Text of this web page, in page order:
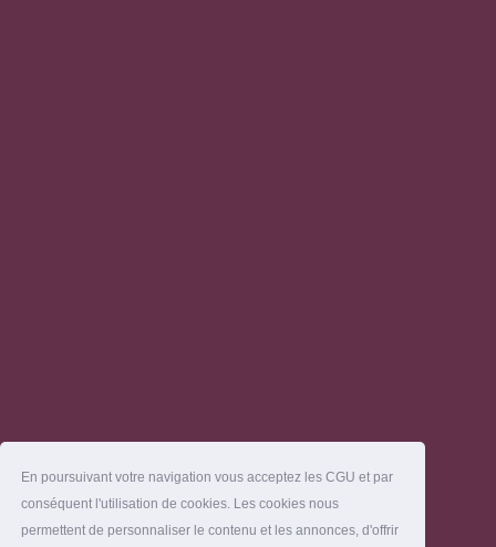
En poursuivant votre navigation vous acceptez les CGU et par
conséquent l'utilisation de cookies. Les cookies nous
permettent de personnaliser le contenu et les annonces, d'offrir